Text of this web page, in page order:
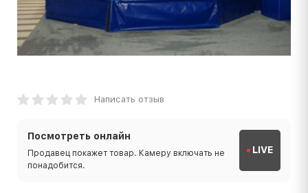
Написать отзыв
Посмотреть онлайн
Продавец покажет товар. Камеру включать не
понадобится.
LIVE